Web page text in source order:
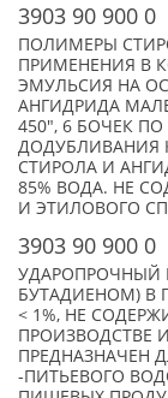
3903 90 900 0
ПОЛИМЕРЫ
ПРИМЕНЕНИЯ В
ЭМУЛЬСИЯ НА
АНГИДРИДА
450", 6 БОЧЕК ПО
ДОДУБЛИВАНИЯ
СТИРОЛА И
85% ВОДА. НЕ
И ЭТИЛОВОГО
3903 90 900 0
УДАРОПРОЧНЫЙ
БУТАДИЕНОМ) В
< 1%, НЕ
ПРОИЗВОДСТВЕ
ПРЕДНАЗНАЧЕН
-ПИТЬЕВОГО